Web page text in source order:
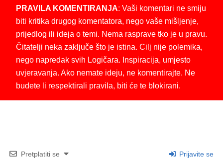
PRAVILA KOMENTIRANJA: Vaši komentari ne smiju
biti kritika drugog komentatora, nego vaše mišljenje,
prijedlog ili ideja o temi. Nema rasprave tko je u pravu.
Čitatelji neka zaključe što je istina. Cilj nije polemika,
nego napredak svih Logičara. Inspiracija, umjesto
uvjeravanja. Ako nemate ideju, ne komentirajte. Ne
budete li respektirali pravila, biti će te blokirani.
Pretplatiti se Prijavite se